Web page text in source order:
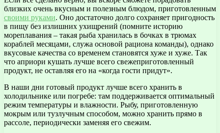
близких очень вкусным и полезным блюдом, приготовленным
своими руками. Оно достаточно долго сохраняет пригодность
в пищу без излишних ухищрений (помните историю
мореплавания – такая рыба хранилась в бочках в трюмах
кораблей месяцами, служа основой рациона команды), однако
вкусовые качества со временем становятся хуже и хуже. Так
что априори кушать лучше всего свежеприготовленный
продукт, не оставляя его на «когда гости придут».
В наши дни готовый продукт лучше всего хранить в
холодильнике или погребе: там поддерживается оптимальный
режим температуры и влажности. Рыбу, приготовленную
мокрым или тузлучным способом, можно хранить прямо в
рассоле, периодически заменяя его свежим.